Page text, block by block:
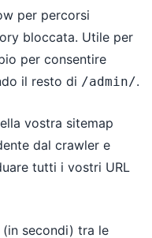
per percorsi
bloccata. Utile per
per consentire
il resto di /admin/.
vostra sitemap
dal crawler e
tutti i vostri URL
secondi) tra le